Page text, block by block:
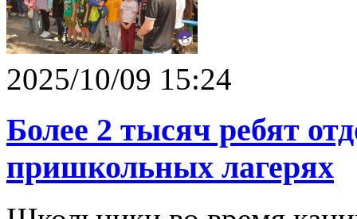
2025/10/09 15:24
Более 2 тысяч ребят
пришкольных лагерях